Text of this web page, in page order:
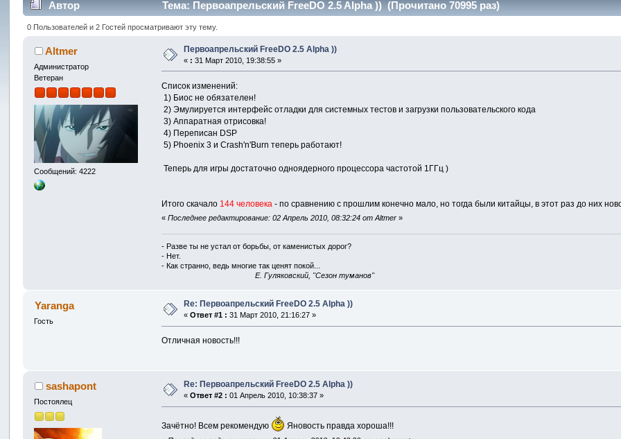
Автор Тема: Первоапрельский FreeDO 2.5 Alpha )) (Прочитано 70995 раз)
0 Пользователей и 2 Гостей просматривают эту тему.
Altmer
Администратор
Ветеран
Сообщений: 4222
Первоапрельский FreeDO 2.5 Alpha ))
« : 31 Март 2010, 19:38:55 »
Список изменений:
1) Биос не обязателен!
2) Эмулируется интерфейс отладки для системных тестов и загрузки пользовательского кода
3) Аппаратная отрисовка!
4) Переписан DSP
5) Phoenix 3 и Crash'n'Burn теперь работают!
Теперь для игры достаточно одноядерного процессора частотой 1ГГц )
Итого скачало 144 человека - по сравнению с прошлим конечно мало, но тогда были китайцы, в этот раз до них
«Последнее редактирование: 02 Апрель 2010, 08:32:24 от Altmer »
- Разве ты не устал от борьбы, от каменистых дорог?
- Нет.
- Как странно, ведь многие так ценят покой...
E. Гуляковский, "Сезон туманов"
Yaranga
Гость
Re: Первоапрельский FreeDO 2.5 Alpha ))
«Ответ #1 : 31 Март 2010, 21:16:27 »
Отличная новость!!!
sashapont
Постоялец
Re: Первоапрельский FreeDO 2.5 Alpha ))
«Ответ #2 : 01 Апрель 2010, 10:38:37 »
Зачётно! Всем рекомендую Яновость правда хороша!!!